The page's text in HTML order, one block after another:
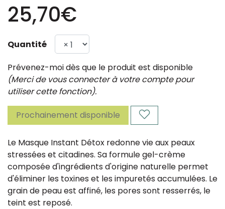
25,70€
Quantité
Prévenez-moi dès que le produit est disponible
(Merci de vous connecter à votre compte pour
utiliser cette fonction).
Prochainement disponible
Le Masque Instant Détox redonne vie aux peaux
stressées et citadines. Sa formule gel-crème
composée d'ingrédients d'origine naturelle permet
d'éliminer les toxines et les impuretés accumulées. Le
grain de peau est affiné, les pores sont resserrés, le
teint est reposé.